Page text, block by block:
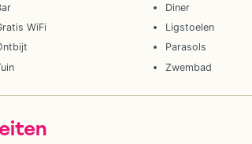
Diner
WiFi Ligstoelen
Parasols
Zwembad